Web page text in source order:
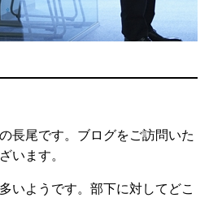
長尾です。ブログをご訪問いた
います。
いようです。部下に対してどこ